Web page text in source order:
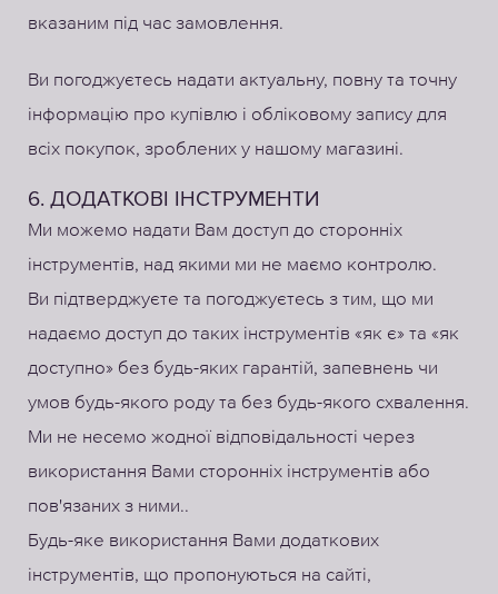
вказаним під час замовлення.
Ви погоджуєтесь надати актуальну, повну та точну
інформацію про купівлю і обліковому запису для
всіх покупок, зроблених у нашому магазині.
6. ДОДАТКОВІ ІНСТРУМЕНТИ
Ми можемо надати Вам доступ до сторонніх
інструментів, над якими ми не маємо контролю.
Ви підтверджуєте та погоджуєтесь з тим, що ми
надаємо доступ до таких інструментів «як є» та «як
доступно» без будь-яких гарантій, запевнень чи
умов будь-якого роду та без будь-якого схвалення.
Ми не несемо жодної відповідальності через
використання Вами сторонніх інструментів або
пов'язаних з ними..
Будь-яке використання Вами додаткових
інструментів, що пропонуються на сайті,